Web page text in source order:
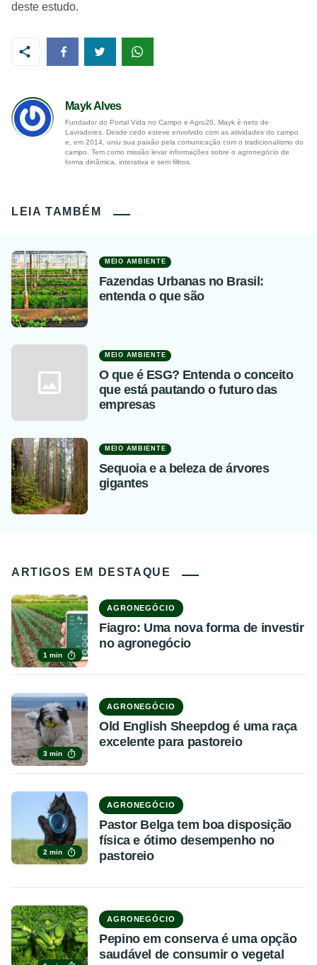
deste estudo.
Mayk Alves
Fundador do Portal Vida no Campo e Agro20, Mayk é neto de
Lavradores. Desde cedo esteve envolvido com as atividades do campo
e, em 2014, uniu sua paixão pela comunicação com o tradicionalismo do
campo. Tem como missão levar informações sobre o agronegócio de
forma dinâmica, interativa e sem filtros.
LEIA TAMBÉM
MEIO AMBIENTE
Fazendas Urbanas no Brasil:
entenda o que são
MEIO AMBIENTE
O que é ESG? Entenda o conceito
que está pautando o futuro das
empresas
MEIO AMBIENTE
Sequoia e a beleza de árvores
gigantes
ARTIGOS EM DESTAQUE
1 min
AGRONEGÓCIO
Fiagro: Uma nova forma de investir
no agronegócio
3 min
AGRONEGÓCIO
Old English Sheepdog é uma raça
excelente para pastoreio
2 min
AGRONEGÓCIO
Pastor Belga tem boa disposição
física e ótimo desempenho no
pastoreio
AGRONEGÓCIO
Pepino em conserva é uma opção
saudável de consumir o vegetal